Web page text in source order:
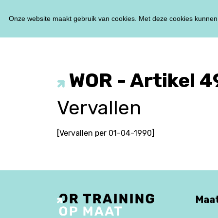
WOR - Artikel
Vervallen
[Vervallen per 01-04-1990]
Onze website maakt gebruik van cookies. Met deze cookies